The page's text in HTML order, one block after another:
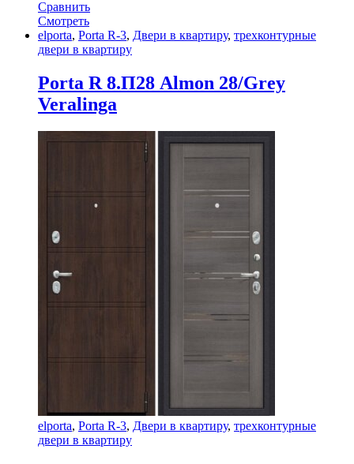
Сравнить
Смотреть
elporta, Porta R-3, Двери в квартиру, трехконтурные
двери в квартиру
Porta R 8.П28 Almon 28/Grey
Veralinga
elporta, Porta R-3, Двери в квартиру, трехконтурные
двери в квартиру